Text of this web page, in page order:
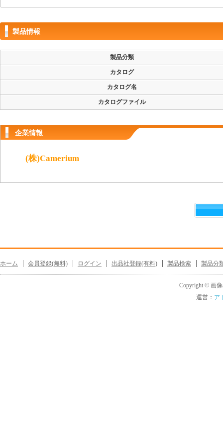
製品情報
製品分類
カタログ
カタログ名
カタログファイル
企業情報
(株)Camerium
ホーム 会員登録(無料) ログイン 出品社登録(有料) 製品検索 製品分
Copyright © 画像
運営： ア